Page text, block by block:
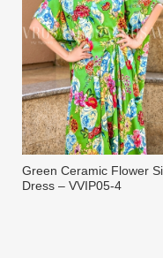
Green Ceramic Flower
Dress – VVIP05-4